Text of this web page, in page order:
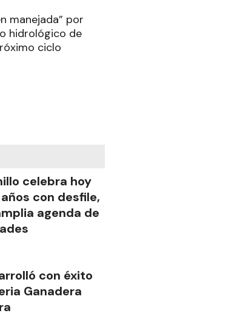
manejada” por
hidrológico de
ciclo
celebra hoy
años con desfile,
agenda de
con éxito
Ganadera